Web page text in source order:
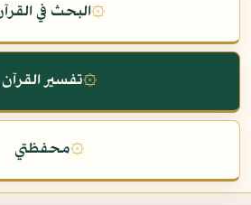
۞البحث في
۞تفسير القرآن
۞محفظتي